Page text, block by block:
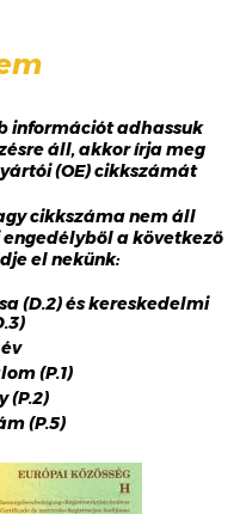
információt adhassuk
áll, akkor írja meg
(OE) cikkszámát
cikkszáma nem áll
a következő
el nekünk:
(D.2) és kereskedelmi
(P.1)
(P.2)
(P.5)